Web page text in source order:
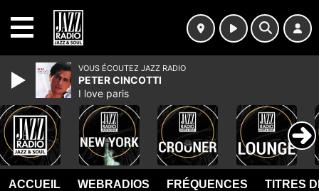
ACCUEIL WEBRADIOS FRÉQUENCES TITRES
VOUS ÉCOUTEZ JAZZ RADIO
PETER CINCOTTI
I love paris